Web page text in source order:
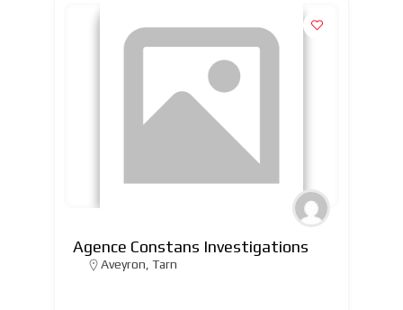
Agence Constans Investigations
Aveyron Tarn